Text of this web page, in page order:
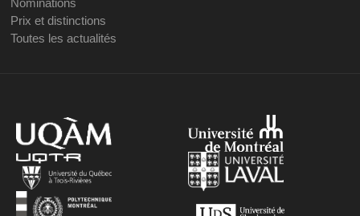
Prix et distinctions
Toutes les actualités